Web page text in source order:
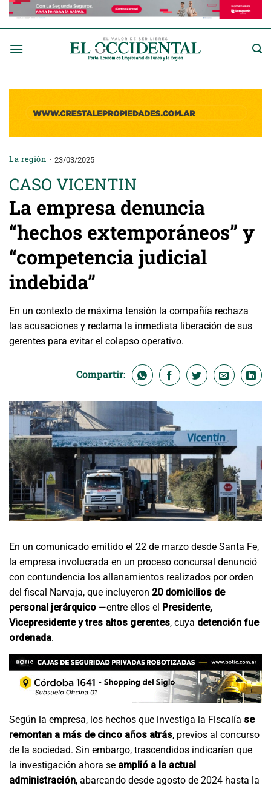
Saltar
La región 23/03/2025
CASO VICENTIN
La empresa denuncia
“hechos extemporáneos” y
“competencia judicial
indebida”
En un contexto de máxima tensión la compañía rechaza
las acusaciones y reclama la inmediata liberación de sus
gerentes para evitar el colapso operativo.
Compartir:
En un comunicado emitido el 22 de marzo desde Santa Fe,
la empresa involucrada en un proceso concursal denunció
con contundencia los allanamientos realizados por orden
del fiscal Narvaja, que incluyeron 20 domicilios de
personal jerárquico —entre ellos el Presidente,
Vicepresidente y tres altos gerentes, cuya detención fue
ordenada.
Según la empresa, los hechos que investiga la Fiscalía se
remontan a más de cinco años atrás, previos al concurso
de la sociedad. Sin embargo, trascendidos indicarían que
la investigación ahora se amplió a la actual
administración, abarcando desde agosto de 2024 hasta la